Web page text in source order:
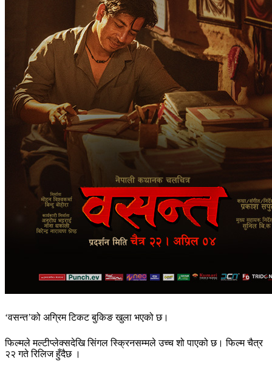
‘वसन्त’को अग्रिम टिकट बुकिङ खुला भएको छ।
फिल्मले मल्टीप्लेक्सदेखि सिंगल स्क्रिनसम्मले उच्च शो पाएको छ। फिल्म चैत्र
२२ गते रिलिज हुँदैछ ।